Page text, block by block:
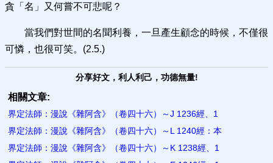
貪「名」又何嘗不可悲呢？
當我們對世間的名聞利養，一旦產生顧念的時候，不僅很
可憐，也很可笑。(2.5.)
分享好文，利人利己，功德無量!
相關文章:
界定法師：漫說《雜阿含》（卷四十六）～J 1236經、1
界定法師：漫說《雜阿含》（卷四十六）～L 1240經：本
界定法師：漫說《雜阿含》（卷四十六）～K 1238經、1